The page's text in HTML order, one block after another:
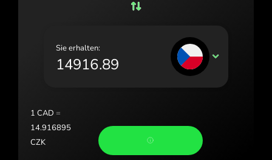
Norge (Norsk bokmål)
Portugal (Português)
Sverige (Svenska)
Україна (Українська)
Sie erhalten:
CZK
1 CAD =
14.916895
CZK